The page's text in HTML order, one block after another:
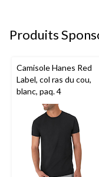
Produits
Camisole Hanes Red
Label, col ras du cou,
blanc, paq. 4